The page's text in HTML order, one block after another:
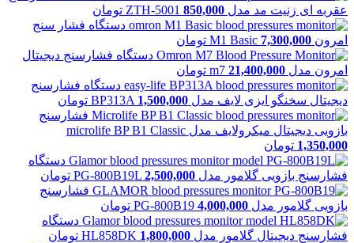
عقربه ای زنیت مد مدل ZTH-5001 850,000
تومان
دستگاه فشار سنج
امرون M1 Basic 7,300,000
تومان
دستگاه فشارسنج دیجیتال
امرون مدل m7 21,400,000
تومان
دستگاه فشارسنج
دیجیتال سخنگو ایزی لایف مدل BP313A 1,500,000
تومان
فشارسنج
بازویی دیجیتال میکرولایف مدل microlife BP B1 Classic
1,350,000 تومان
دستگاه
فشارسنج بازویی گلامور مدل PG-800B19L 2,500,000
تومان
فشارسنج
بازویی گلامور مدل PG-800B19 4,000,000
تومان
دستگاه
فشارسنج دیجیتال گلامور مدل HL858DK 1,800,000 تومان